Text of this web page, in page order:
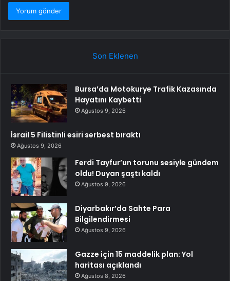
Son Eklenen
Bursa’da Motokurye Trafik Kazasında
Hayatını Kaybetti
Ağustos 9, 2026
İsrail 5 Filistinli esiri serbest bıraktı
Ağustos 9, 2026
Ferdi Tayfur’un torunu sesiyle gündem
oldu! Duyan şaştı kaldı
Ağustos 9, 2026
Diyarbakır’da Sahte Para
Bilgilendirmesi
Ağustos 9, 2026
Gazze için 15 maddelik plan: Yol
haritası açıklandı
Ağustos 8, 2026